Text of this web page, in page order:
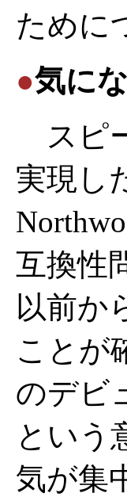
ために
●気に
スピ
実現し
互換性
以前か
ことが
のデビ
という
気が集